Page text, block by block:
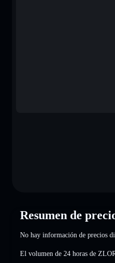
Resumen de
No hay información de precios
El volumen de 24 horas de